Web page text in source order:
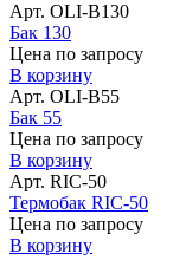
Арт. OLI-B130
Бак 130
Цена по запросу
В корзину
Арт. OLI-B55
Бак 55
Цена по запросу
В корзину
Арт. RIC-50
Термобак RIC-50
Цена по запросу
В корзину